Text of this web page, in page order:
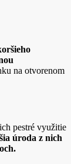
na otvorenom
pestré využitie
úroda z nich